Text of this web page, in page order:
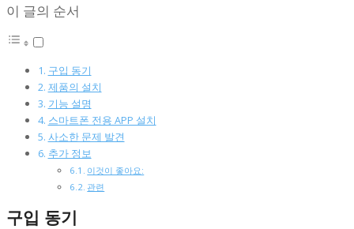
이 글의 순서
구입 동기
제품의 설치
기능 설명
스마트폰 전용 APP 설치
사소한 문제 발견
추가 정보
이것이 좋아요:
관련
구입 동기